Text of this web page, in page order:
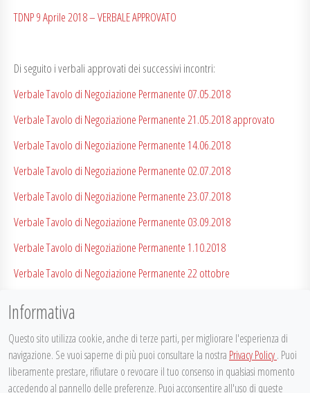
TDNP 9 Aprile 2018 – VERBALE APPROVATO
Di seguito i verbali approvati dei successivi incontri:
Verbale Tavolo di Negoziazione Permanente 07.05.2018
Verbale Tavolo di Negoziazione Permanente 21.05.2018 approvato
Verbale Tavolo di Negoziazione Permanente 14.06.2018
Verbale Tavolo di Negoziazione Permanente 02.07.2018
Verbale Tavolo di Negoziazione Permanente 23.07.2018
Verbale Tavolo di Negoziazione Permanente 03.09.2018
Verbale Tavolo di Negoziazione Permanente 1.10.2018
Verbale Tavolo di Negoziazione Permanente 22 ottobre
Posted on 15 Febbraio 2018 inApprofondimenti,Tavolo di
Informativa
Questo sito utilizza cookie, anche di terze parti, per migliorare l'esperienza di
navigazione. Se vuoi saperne di più puoi consultare la nostra Privacy Policy. Puoi
liberamente prestare, rifiutare o revocare il tuo consenso in qualsiasi momento
accedendo al pannello delle preferenze. Puoi acconsentire all'uso di queste